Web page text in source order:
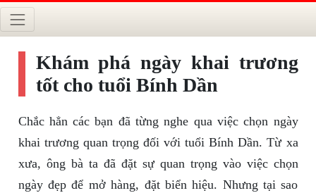
Khám phá ngày khai trương
tốt cho tuổi Bính Dần
Chắc hẳn các bạn đã từng nghe qua việc chọn ngày
khai trương quan trọng đối với tuổi Bính Dần. Từ xa
xưa, ông bà ta đã đặt sự quan trọng vào việc chọn
ngày đẹp để mở hàng, đặt biển hiệu. Nhưng tại sao